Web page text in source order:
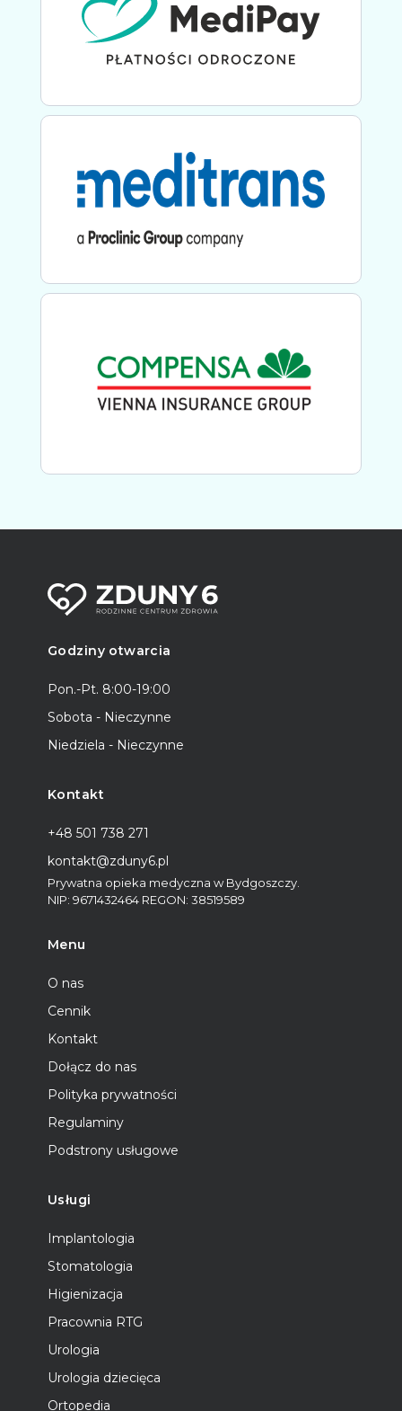
Godziny otwarcia
Pon.-Pt. 8:00-19:00
Sobota - Nieczynne
Niedziela - Nieczynne
Kontakt
+48 501 738 271
kontakt@zduny6.pl
Prywatna opieka medyczna w Bydgoszczy.
NIP: 9671432464 REGON: 38519589
Menu
O nas
Cennik
Kontakt
Dołącz do nas
Polityka prywatności
Regulaminy
Podstrony usługowe
Usługi
Implantologia
Stomatologia
Higienizacja
Pracownia RTG
Urologia
Urologia dziecięca
Ortopedia